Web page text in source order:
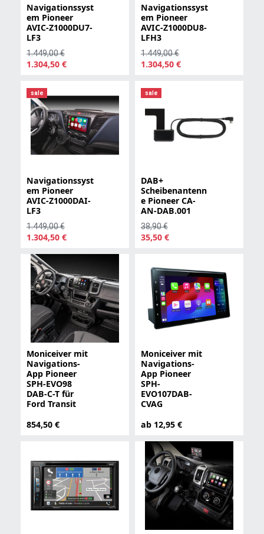
Navigationssyst
em Pioneer
AVIC-Z1000DU7-
LF3
1.449,00 €
1.304,50 €
Navigationssyst
em Pioneer
AVIC-Z1000DU8-
LFH3
1.449,00 €
1.304,50 €
sale
Navigationssyst
em Pioneer
AVIC-Z1000DAI-
LF3
1.449,00 €
1.304,50 €
sale
DAB+
Scheibenantenn
e Pioneer CA-
AN-DAB.001
38,90 €
35,50 €
Moniceiver mit
Navigations-
App Pioneer
SPH-EVO98
DAB-C-T für
Ford Transit
854,50 €
Moniceiver mit
Navigations-
App Pioneer
SPH-
EVO107DAB-
CVAG
ab 12,95 €